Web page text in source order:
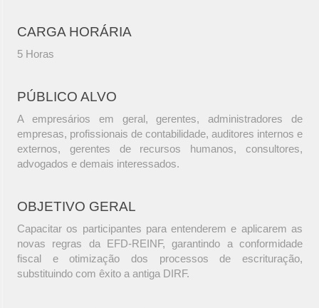
CARGA HORÁRIA
5 Horas
PÚBLICO ALVO
A empresários em geral, gerentes, administradores de
empresas, profissionais de contabilidade, auditores internos e
externos, gerentes de recursos humanos, consultores,
advogados e demais interessados.
OBJETIVO GERAL
Capacitar os participantes para entenderem e aplicarem as
novas regras da EFD-REINF, garantindo a conformidade
fiscal e otimização dos processos de escrituração,
substituindo com êxito a antiga DIRF.